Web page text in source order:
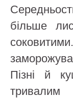
більше
Пізні й